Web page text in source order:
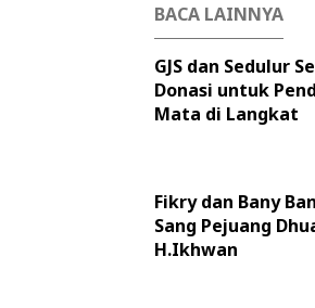
BACA LAINNYA
GJS dan Sedulur
Donasi untuk
Mata di Langkat
Fikry dan Bany
Sang Pejuang
H.Ikhwan